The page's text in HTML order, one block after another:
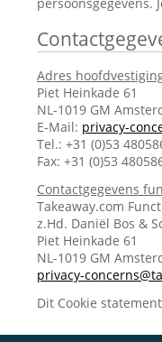
Adres
Piet Heinkade 61
NL-1019 GM
E-Mail: privacy-
Tel.: +31 (0)53
Fax: +31 (0)53
Contactgegevens
Takeaway.com
z.Hd. Daniël Bos &
Piet Heinkade 61
NL-1019 GM
privacy-
Dit Cookie